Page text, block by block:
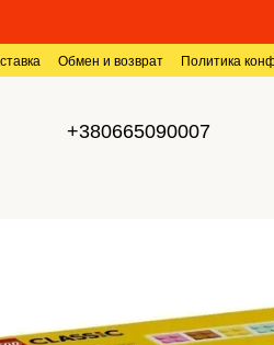
Обмен и возврат Политика
+380665090007